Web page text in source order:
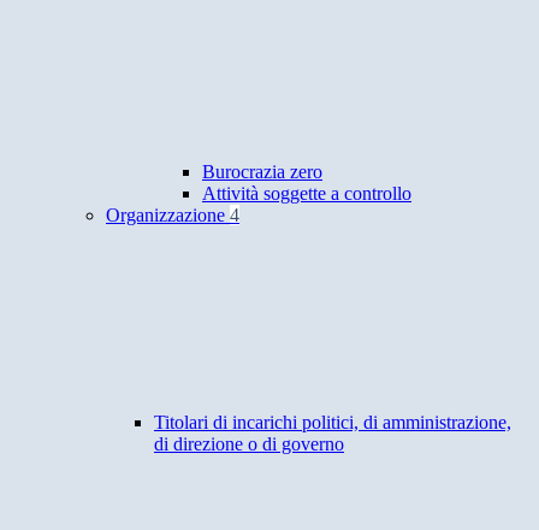
Burocrazia zero
Attività soggette a controllo
Organizzazione 4
Titolari di incarichi politici, di amministrazione,
di direzione o di governo